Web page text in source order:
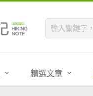
精選文章